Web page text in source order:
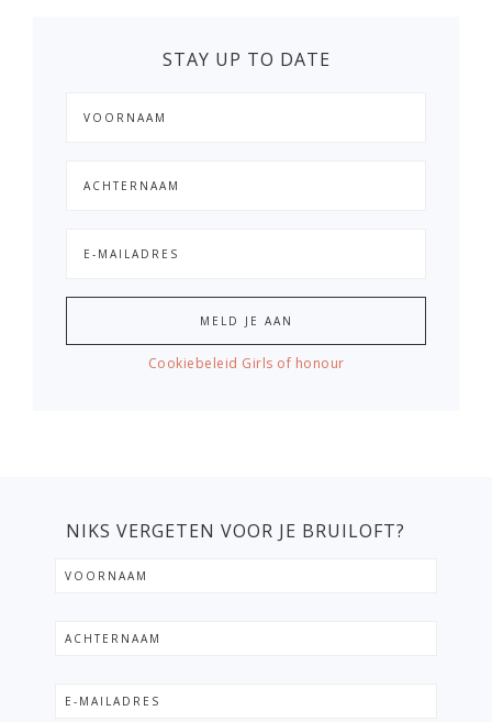
STAY UP TO DATE
Cookiebeleid Girls of honour
NIKS VERGETEN VOOR JE BRUILOFT?